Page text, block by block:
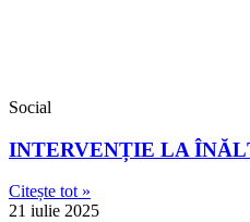
Social
INTERVENȚIE LA
Citește tot »
21 iulie 2025